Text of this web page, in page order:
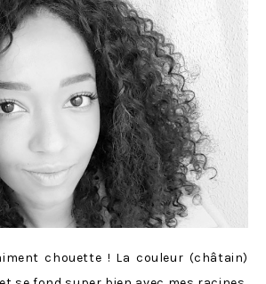
chouette ! La couleur (châtain)